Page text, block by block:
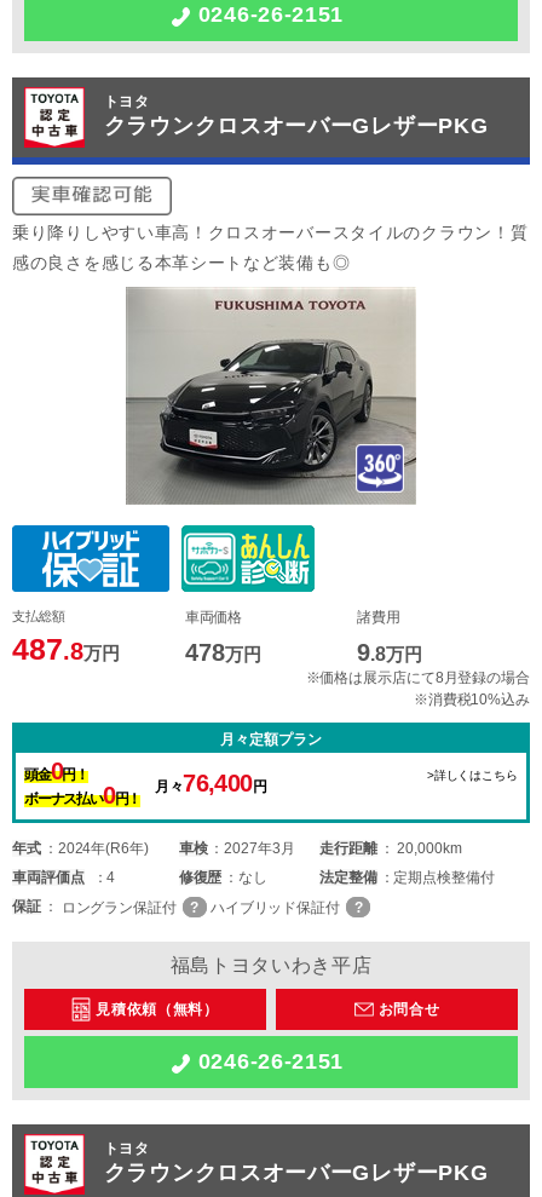
0246-26-2151
トヨタ
クラウンクロスオーバーGレザーPKG
乗り降りしやすい車高！クロスオーバースタイルのクラウン！質
感の良さを感じる本革シートなど装備も◎
支払総額
487.8万円
車両価格
478万円
諸費用
9.8万円
※価格は展示店にて8月登録の場合
※消費税10%込み
月々定額プラン
頭金0円！
ボーナス払い0円！
月々76,400円
>詳しくはこちら
年式 2024年(R6年) 車検 2027年3月 走行距離
20,000km
車両評価点 4 修復歴 なし 法定整備
定期点検整備付
保証
ロングラン保証付 ハイブリッド保証付
福島トヨタいわき平店
見積依頼（無料） お問合せ
0246-26-2151
トヨタ
クラウンクロスオーバーGレザーPKG